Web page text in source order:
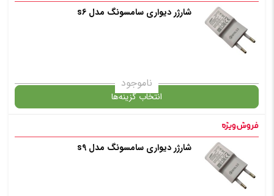
گارانتی
انتخاب رنگ
✧ چت با پشتیبان واتس آپ
شارژر دیواری سامسونگ مدل s6
ناموجود
انتخاب گزینه‌ها
گارانتی
انتخاب رنگ
شارژر دیواری سامسونگ مدل s9